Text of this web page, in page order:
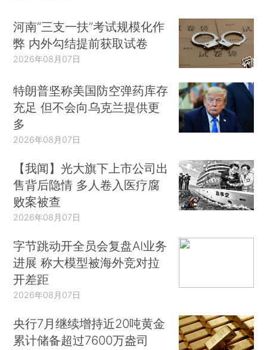
河南“三支一扶”考试规模化作
弊 内外勾结提前获取试卷
2026年08月07日
特朗普坚称美国防空弹药库存
充足 但不会向乌克兰提供更
多
2026年08月07日
【我闻】光大旗下上市公司出
售背后隐情 多人卷入医疗腐
败案被查
2026年08月07日
字节跳动开全员会复盘AI业务
进展 称大模型被海外竞对拉
开差距
2026年08月07日
央行7月继续增持近20吨黄金
累计储备超过7600万盎司